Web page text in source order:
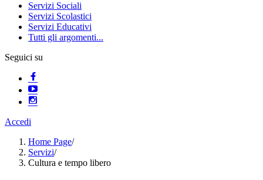
Servizi Sociali
Servizi Scolastici
Servizi Educativi
Tutti gli argomenti...
Seguici su
Accedi
Home Page/
Servizi/
Cultura e tempo libero